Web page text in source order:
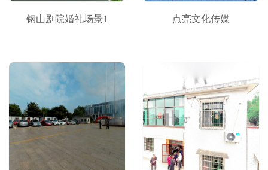
钢山剧院婚礼场景1 点亮文化传媒